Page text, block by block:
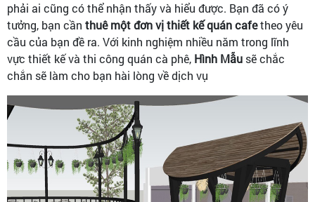
phải ai cũng có thể nhận thấy và hiểu được. Bạn đã có ý
tưởng, bạn cần thuê một đơn vị thiết kế quán cafetheo yêu
cầu của bạn đề ra. Với kinh nghiệm nhiều năm trong lĩnh
vực thiết kế và thi công quán cà phê, Hình Mẫu sẽ chắc
chắn sẽ làm cho bạn hài lòng về dịch vụ